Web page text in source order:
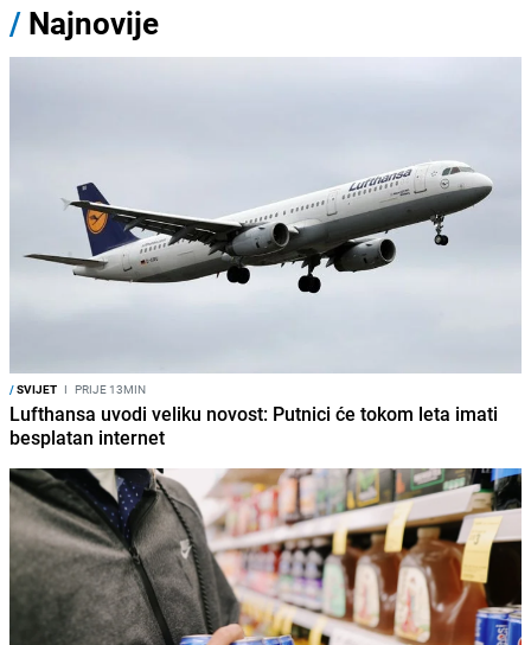
/ Najnovije
/SVIJET I PRIJE 13MIN
Lufthansa uvodi veliku novost: Putnici će tokom leta imati
besplatan internet